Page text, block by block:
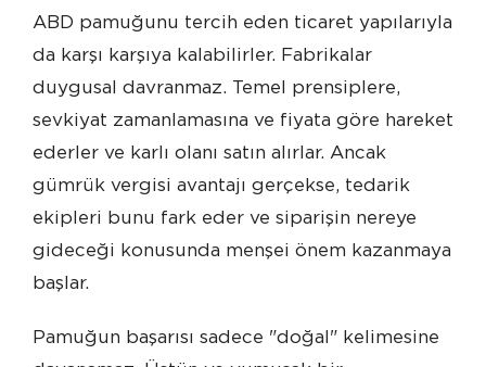
ABD pamuğunu tercih eden ticaret yapılarıyla
da karşı karşıya kalabilirler. Fabrikalar
duygusal davranmaz. Temel prensiplere,
sevkiyat zamanlamasına ve fiyata göre hareket
ederler ve karlı olanı satın alırlar. Ancak
gümrük vergisi avantajı gerçekse, tedarik
ekipleri bunu fark eder ve siparişin nereye
gideceği konusunda menşei önem kazanmaya
başlar.
Pamuğun başarısı sadece "doğal" kelimesine